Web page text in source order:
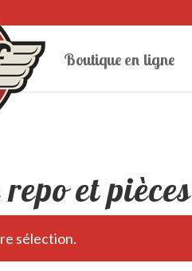
Boutique en ligne
et pièces
sélection.